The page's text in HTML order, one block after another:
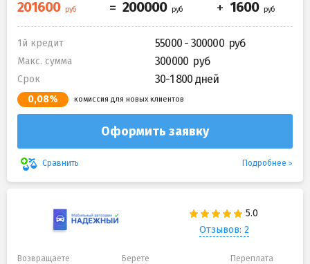
1й кредит 55000 - 300000
Макс. сумма 300000
Срок 30-1 800 дней
0,08% комиссия для новых клиентов
Оформить заявку
Сравнить Подробнее
Отзывов: 2
Возвращаете Берете Переплата